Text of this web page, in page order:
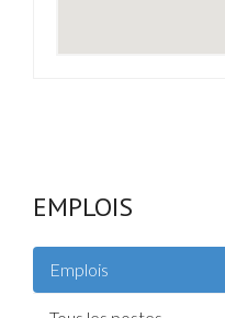
EMPLOIS
Emplois